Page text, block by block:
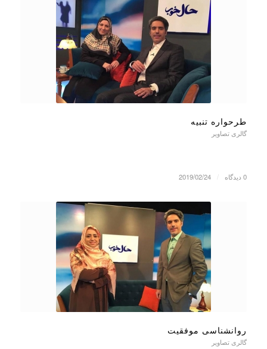
طرحواره تنبیه
گالری تصاویر
0 دیدگاه 2019/02/24
روانشناسی موفقیت
گالری تصاویر